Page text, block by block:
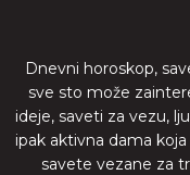
Dnevni horoskop,
sve sto može
ideje, saveti za vezu,
ipak aktivna dama
savete vezane za